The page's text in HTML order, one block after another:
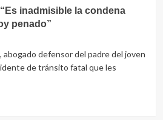
inadmisible la condena
penado”
abogado defensor del padre del joven
de tránsito fatal que les